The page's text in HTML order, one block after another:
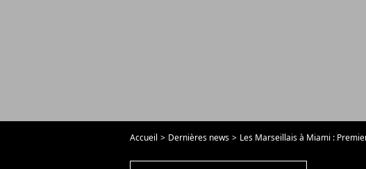
Accueil Dernières news Les Marseillais à Miami :